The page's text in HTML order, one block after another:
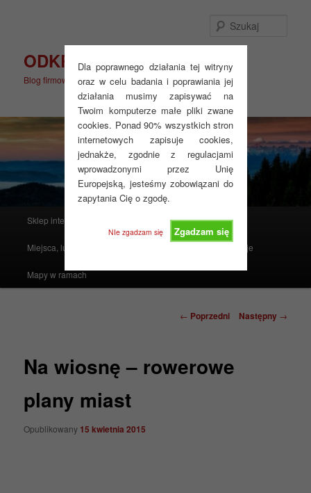
Dla poprawnego działania tej witryny
oraz w celu badania i poprawiania jej
działania musimy zapisywać na
Twoim komputerze małe pliki zwane
cookies. Ponad 90% wszystkich stron
internetowych zapisuje cookies,
jednakże, zgodnie z regulacjami
wprowadzonymi przez Unię
Europejską, jesteśmy zobowiązani do
zapytania Cię o zgodę.
Zgadzam się
NIe zgadzam się
ODKRYJ WIĘCEJ
Blog firmowy
Sklep internetowy Produkty polecane
Miejsca, ludzie, mapy i atlasy Instrukcje
Mapy w ramach
Nawigacja
← Poprzedni Następny →
Na wiosnę – rowerowe
plany miast
Opublikowany 15 kwietnia 2015